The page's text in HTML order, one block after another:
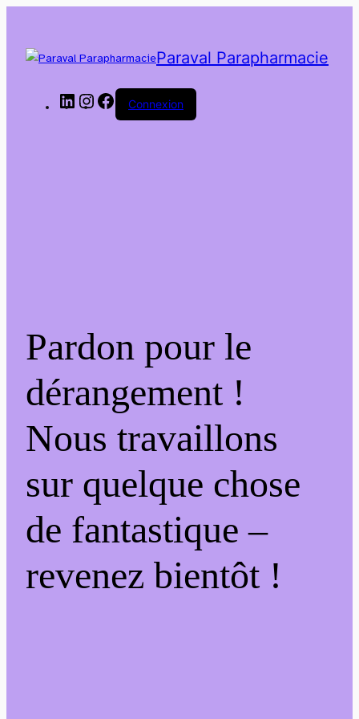
Paraval Parapharmacie
LinkedInInstagram
Facebook
Connexion
Pardon pour le
dérangement !
Nous travaillons
sur quelque chose
de fantastique –
revenez bientôt !